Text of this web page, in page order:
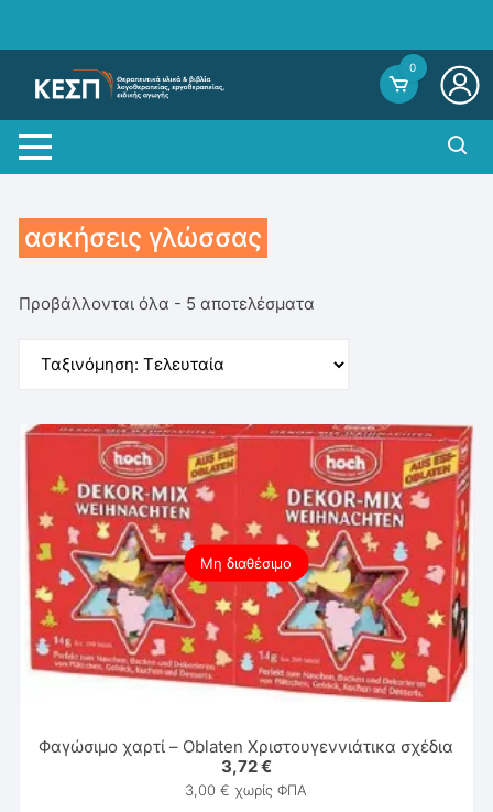
0
ασκήσεις γλώσσας
Προβάλλονται όλα - 5 αποτελέσματα
Μη διαθέσιμο
Φαγώσιμο χαρτί – Oblaten Xριστουγεννιάτικα σχέδια
3,72€
3,00€ χωρίς ΦΠΑ